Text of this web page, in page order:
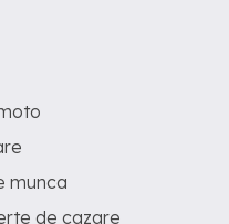
munca
de cazare